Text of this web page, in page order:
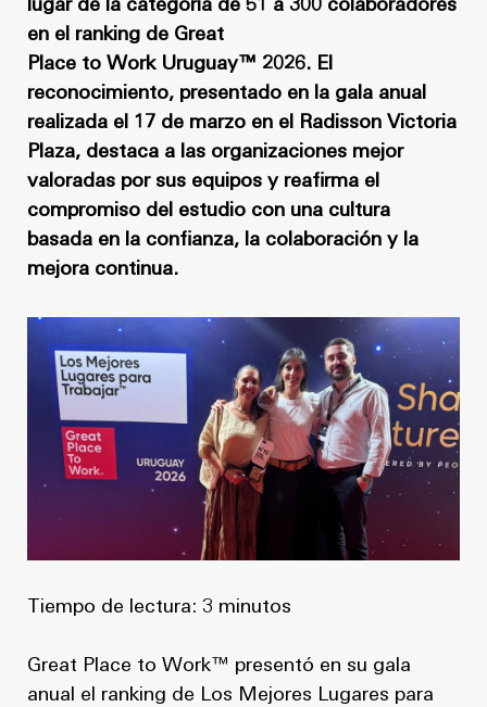
Noticias
Quiénes somos
Trabaja con nosotros
Contacto
Masterplan
Anteproyecto
Proyecto Ejecutivo
Dirección de Obra
Proyectos
Noticias
Quiénes somos
Trabaja con nosotros
lugar de la categoría de 51 a 300 colaboradores
en el ranking de Great
Place to Work Uruguay™ 2026. El
reconocimiento, presentado en la gala anual
realizada el 17 de marzo en el Radisson Victoria
Plaza, destaca a las organizaciones mejor
valoradas por sus equipos y reafirma el
compromiso del estudio con una cultura
basada en la confianza, la colaboración y la
mejora continua.
Tiempo de lectura: 3 minutos
Great Place to Work™ presentó en su gala
anual el ranking de Los Mejores Lugares para